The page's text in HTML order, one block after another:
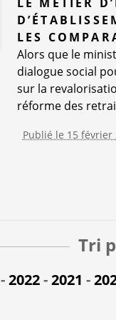
LES
Alors que le
dialogue social
sur la
réforme des
Publié le 15 février
Tri
-2022-2021 -